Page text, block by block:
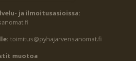
ja ilmoitusasioissa:
toimitus@pyhajarvensanomat.fi
muotoa